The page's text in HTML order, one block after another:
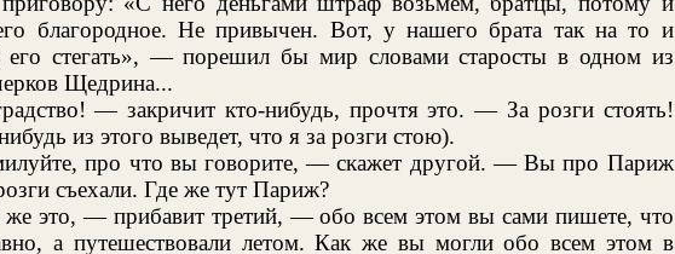
благородное. Не привычен. Вот, у нашего брата так на то и
его стегать», — порешил бы мир словами старосты в одном из
Щедрина...
— закричит кто-нибудь, прочтя это. — За розги стоять!
из этого выведет, что я за розги стою).
про что вы говорите, — скажет другой. — Вы про Париж
съехали. Где же тут Париж?
это, — прибавит третий, — обо всем этом вы сами пишете, что
а путешествовали летом. Как же вы могли обо всем этом в